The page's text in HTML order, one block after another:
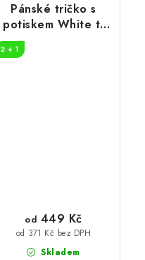
Pánské tričko s
potiskem White t-
2 + 1
Skladem
od 371 Kč bez DPH
od 449 Kč